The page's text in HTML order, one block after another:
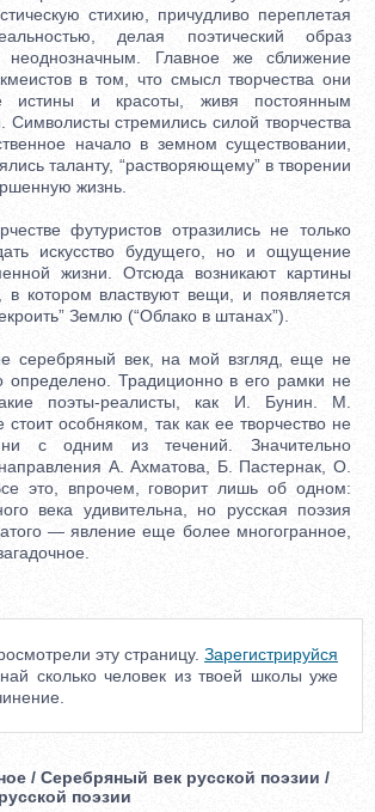
стихию, причудливо переплетая
делая поэтический образ
Главное же сближение
в том, что смысл творчества они
истины и красоты, живя постоянным
стремились силой творчества
начало в земном существовании,
таланту, “растворяющему” в творении
жизнь.
футуристов отразились не только
искусство будущего, но и ощущение
жизни. Отсюда возникают картины
в котором властвуют вещи, и появляется
Землю (“Облако в штанах”).
век, на мой взгляд, еще не
определено. Традиционно в его рамки не
поэты-реалисты, как И. Бунин. М.
особняком, так как ее творчество не
с одним из течений. Значительно
А. Ахматова, Б. Пастернак, О.
это, впрочем, говорит лишь об одном:
века удивительна, но русская поэзия
— явление еще более многогранное,
эту страницу. Зарегистрируйся
сколько человек из твоей школы уже
/ Серебряный век русской поэзии /
поэзии